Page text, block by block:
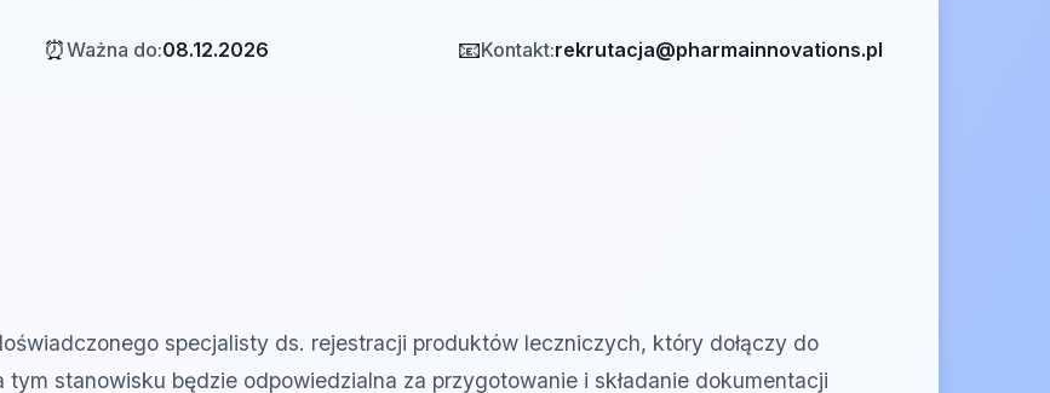
⏰Ważna do:08.12.2026 📧Kontakt:rekrutacja@pharmainnovations.pl
specjalisty ds. rejestracji produktów leczniczych, który dołączy do
tym stanowisku będzie odpowiedzialna za przygotowanie i składanie dokumentacji